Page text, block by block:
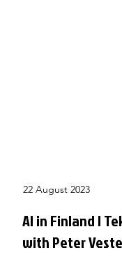
22 August 2023
AI in Finland |
with Peter